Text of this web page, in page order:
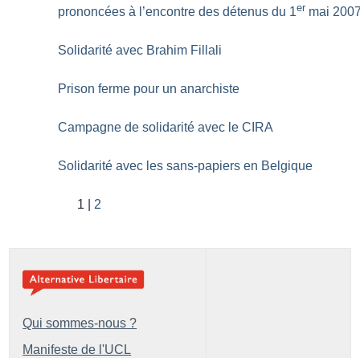
prononcées à l’encontre des détenus du 1er mai
Solidarité avec Brahim Fillali
Prison ferme pour un anarchiste
Campagne de solidarité avec le CIRA
Solidarité avec les sans-papiers en Belgique
1 2
Qui sommes-nous ?
Manifeste de l'UCL